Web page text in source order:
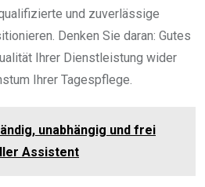
und zuverlässige
Denken Sie daran: Gutes
Ihrer Dienstleistung wider
Ihrer Tagespflege.
unabhängig und frei
Assistent